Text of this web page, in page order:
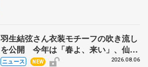
羽生結弦さん衣装モチーフの吹き流し
を公開 今年は「春よ、来い」、仙台
の瑞鳳殿
ニュース NEW 2026.08.06